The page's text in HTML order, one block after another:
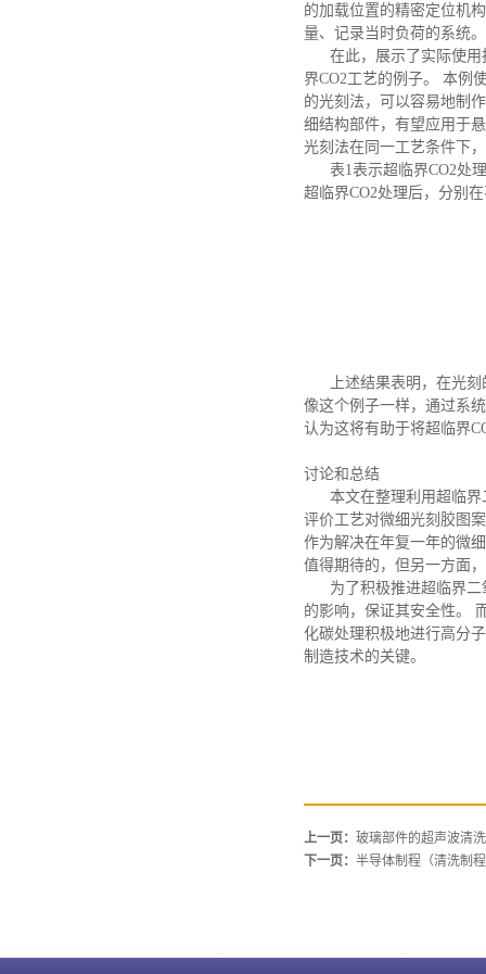
的加载位置的精密定位机
量、记录当时负荷的系统。
在此，展示了实际使
界CO2工艺的例子。 本例
的光刻法，可以容易地制
细结构部件，有望应用于
光刻法在同一工艺条件下
表1表示超临界CO2处
超临界CO2处理后，分别
上述结果表明，在光
像这个例子一样，通过系
认为这将有助于将超临界
讨论和总结
本文在整理利用超临
评价工艺对微细光刻胶图
作为解决在年复一年的微
值得期待的，但另一方面
为了积极推进超临界
的影响，保证其安全性。
化碳处理积极地进行高分
制造技术的关键。
上一页： 玻璃部件的超声波清洗
下一页： 半导体制程（清洗制